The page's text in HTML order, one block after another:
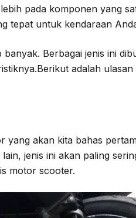
pada komponen yang
tepat untuk kendaraan
Berbagai jenis ini
adalah
yang akan kita bahas
jenis ini akan paling
motor scooter.